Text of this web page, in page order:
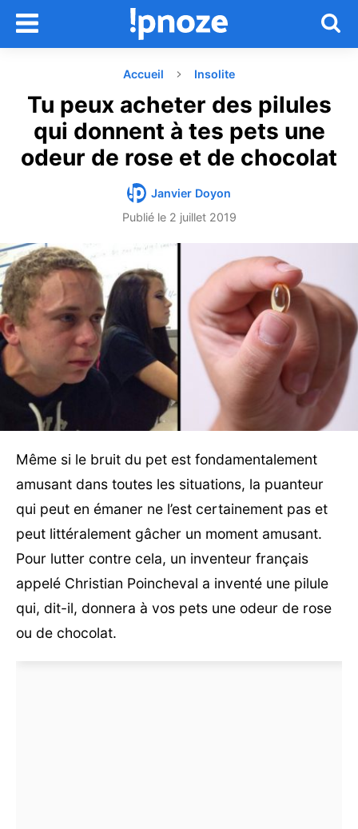
Accueil Insolite
Tu peux acheter des pilules
qui donnent à tes pets une
odeur de rose et de chocolat
Janvier Doyon
Publié le 2 juillet 2019
Même si le bruit du pet est fondamentalement
amusant dans toutes les situations, la puanteur
qui peut en émaner ne l’est certainement pas et
peut littéralement gâcher un moment amusant.
Pour lutter contre cela, un inventeur français
appelé Christian Poincheval a inventé une pilule
qui, dit-il, donnera à vos pets une odeur de rose
ou de chocolat.